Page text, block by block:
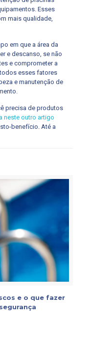
Esses
mais qualidade,
em que a área da
e descanso, se não
e comprometer a
esses fatores
e manutenção de
precisa de produtos
neste outro artigo
benefício. Até a
e o que fazer